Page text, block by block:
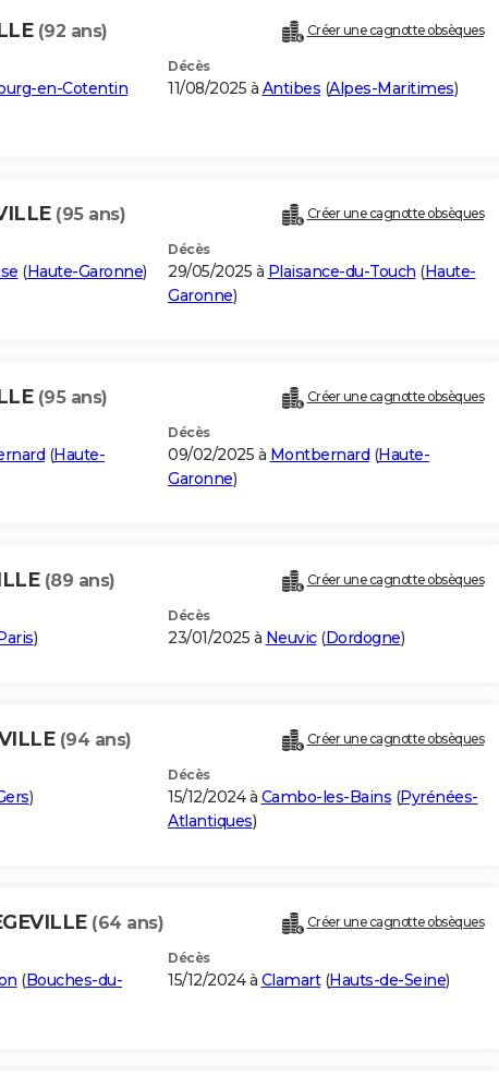
(92 ans) Créer une cagnotte obsèques
en-Cotentin
Décès
11/08/2025 à Antibes (Alpes-Maritimes)
(95 ans) Créer une cagnotte obsèques
(Haute-Garonne)
Décès
29/05/2025 à Plaisance-du-Touch (Haute-
Garonne)
(95 ans) Créer une cagnotte obsèques
(Haute-
Décès
09/02/2025 à Montbernard (Haute-
Garonne)
(89 ans) Créer une cagnotte obsèques
)
Décès
23/01/2025 à Neuvic(Dordogne)
(94 ans) Créer une cagnotte obsèques
)
Décès
15/12/2024 à Cambo-les-Bains (Pyrénées-
Atlantiques)
(64 ans) Créer une cagnotte obsèques
(Bouches-du-
Décès
15/12/2024 à Clamart(Hauts-de-Seine)